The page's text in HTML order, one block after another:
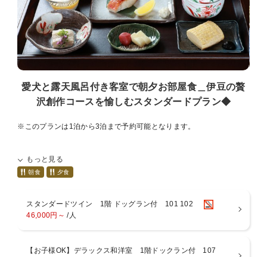
愛犬と露天風呂付き客室で朝夕お部屋食＿伊豆の贅
沢創作コースを愉しむスタンダードプラン◆
※このプランは1泊から3泊まで予約可能となります。
しました。
芝生とウッドチップ、２種類のドッグランでワンちゃんがのびのび過
【ディナー】お部屋食
なす、ラ・ドッグリゾートでしかお召し上がりいただけない味覚をご
もっと見る
朝食 夕食
スタンダードツイン 1階 ドッグラン付 101 102
46,000円～ /人
【お子様OK】デラックス和洋室 1階ドックラン付 107